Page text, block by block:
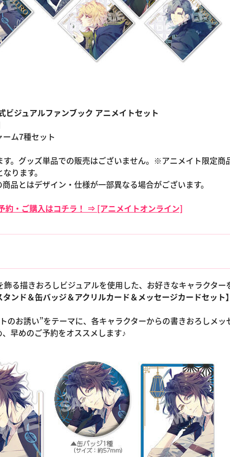
ジュアルファンブック アニメイトセット
ーム7種セット
。グッズ単品での販売はございません。※アニメイト限定商
ります。
品とはデザイン・仕様が一部異なる場合がございます。
約・ご購入はコチラ！ ⇒ [アニメイトオンライン]
る描きおろしビジュアルを使用した、お好きなキャラクター
タンド＆缶バッジ＆アクリルカード＆メッセージカードセット】
のお誘い”をテーマに、各キャラクターからの書きおろしメッ
早めのご予約をオススメします♪